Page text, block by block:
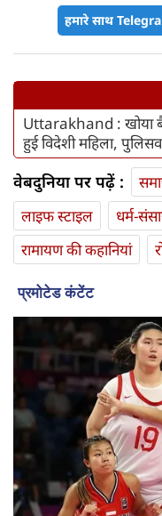
हमारे साथ
Uttarakhand : खोया
हुई विदेशी महिला,
वेबदुनिया पर पढ़ें :
लाइफ स्‍टाइल
धर्म-
रामायण की कहानियां